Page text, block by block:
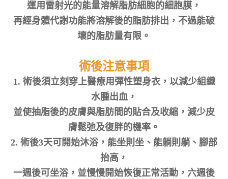
運用雷射光的能量溶解脂肪細胞的細胞膜，
再經身體代謝功能將溶解後的脂肪排出，不過能破
壞的脂肪量有限。
術後注意事項
1. 術後須立刻穿上醫療用彈性塑身衣，以減少組織
水腫出血，
並使抽脂後的皮膚與脂肪間的貼合及收縮，減少皮
膚鬆弛及復胖的機率。
2. 術後3天可開始沐浴，能坐則坐、能躺則躺、腳部
抬高，
一週後可坐浴，並慢慢開始恢復正常活動，六週後